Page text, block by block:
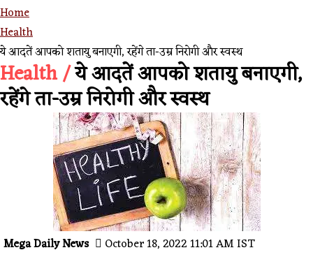
Home
Health
ये आदतें आपको शतायु बनाएगी, रहेंगे ता-उम्र निरोगी और स्वस्थ
Health /ये आदतें आपको शतायु बनाएगी,
रहेंगे ता-उम्र निरोगी और स्वस्थ
Mega Daily News October 18, 2022 11:01 AM IST